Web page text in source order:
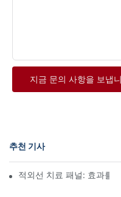
지금 문의 사항을 보냅
추천 기사
적외선 치료 패널: 효과를